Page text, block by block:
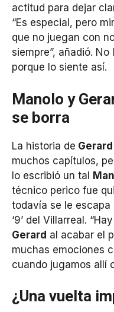
actitud para dejar
“Es especial, pero
que no juegan con
siempre”, añadió.
porque lo siente así.
Manolo y
se borra
La historia de Gerard
muchos capítulos,
lo escribió un tal
técnico perico fue
todavía se le escapa
‘9’ del Villarreal.
Gerard al acabar el
muchas emociones
cuando jugamos allí
¿Una vuelta